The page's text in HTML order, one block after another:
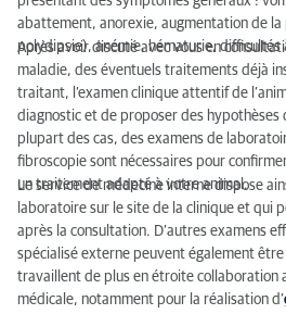
abattement, anorexie, augmentation de la
polydipsie), anémie, hématurie, difficultés
Après avoir discuté avec vous en
maladie, des éventuels traitements déjà
traitant, l’examen clinique attentif de
diagnostic et de proposer des hypothèses
plupart des cas, des examens de
fibroscopie sont nécessaires pour
un traitement adapté à votre animal.
Le service de médecine interne dispose
laboratoire sur le site de la clinique et qui
après la consultation. D’autres examens
spécialisé externe peuvent également
travaillent de plus en étroite collaboration
médicale, notamment pour la réalisation d’